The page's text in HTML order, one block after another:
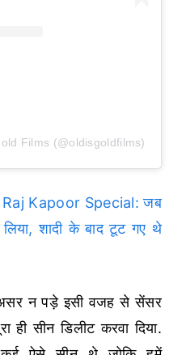
Films (@oldisgoldfilms)
Kapoor Special: जब
शादी के बाद टूट गए थे
असर न पड़े इसी वजह से सेंसर
ही सीन डिलीट करवा दिया.